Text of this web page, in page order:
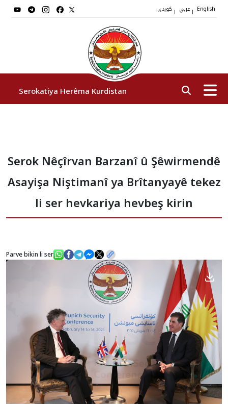
| | English
Serokatiya Herêma Kurdistan
Cîgirên Serok
Nûçe
Serok Nêçîrvan Barzanî û Şêwirmendê
Asayişa Niştimanî ya Brîtanyayê tekez
li ser hevkariya hevbeş kirin
Parve bikin li ser